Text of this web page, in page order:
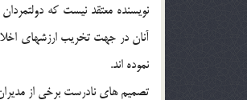
نويسنده معتقد نيست كه
آنان در جهت تخريب ارزشهاي
نموده اند.
تصميم هاي نادرست برخي از